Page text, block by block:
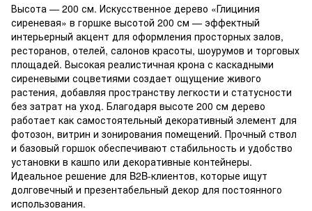
Высота — 200 см. Искусственное дерево «Глициния
сиреневая» в горшке высотой 200 см — эффектный
интерьерный акцент для оформления просторных залов,
ресторанов, отелей, салонов красоты, шоурумов и торговых
площадей. Высокая реалистичная крона с каскадными
сиреневыми соцветиями создает ощущение живого
растения, добавляя пространству легкости и статусности
без затрат на уход. Благодаря высоте 200 см дерево
работает как самостоятельный декоративный элемент для
фотозон, витрин и зонирования помещений. Прочный ствол
и базовый горшок обеспечивают стабильность и удобство
установки в кашпо или декоративные контейнеры.
Идеальное решение для B2B-клиентов, которые ищут
долговечный и презентабельный декор для постоянного
использования.